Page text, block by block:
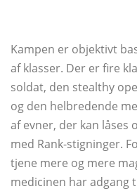
Kampen er objektivt
af klasser. Der er fire
soldat, den stealthy
og den helbredende
af evner, der kan
med Rank-stigninger.
tjene mere og mere
medicinen har adgang